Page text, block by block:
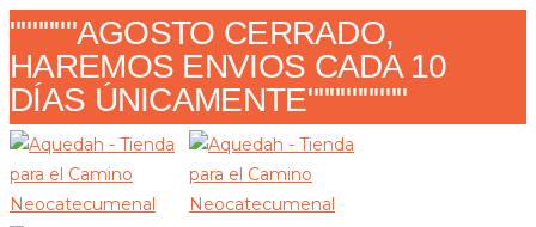
Ir
al
contenido
""""""AGOSTO CERRADO,
HAREMOS ENVIOS CADA 10
DÍAS ÚNICAMENTE"""""""""